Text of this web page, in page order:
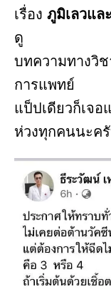
เรื่อง ภูมิเลวแล
ดู
บทความทางวิช
การแพทย์
แป็ปเดียวก็เจอ
ห่วงทุกคนนะค